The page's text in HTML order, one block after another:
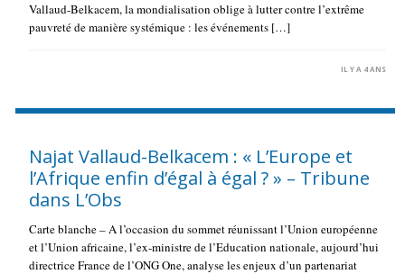
Vallaud-Belkacem, la mondialisation oblige à lutter contre l’extrême
pauvreté de manière systémique : les événements […]
IL Y A 4 ANS
Najat Vallaud-Belkacem : « L’Europe et
l’Afrique enfin d’égal à égal ? » – Tribune
dans L’Obs
Carte blanche – A l’occasion du sommet réunissant l’Union européenne
et l’Union africaine, l’ex-ministre de l’Education nationale, aujourd’hui
directrice France de l’ONG One, analyse les enjeux d’un partenariat